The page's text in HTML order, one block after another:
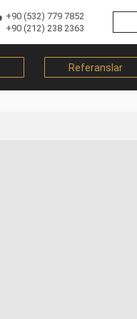
+90 (532) 779 7852
+90 (212) 238 2363
Referanslar